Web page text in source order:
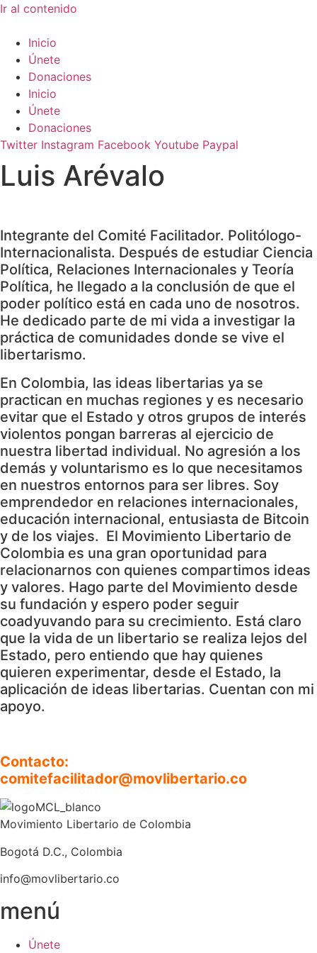
Ir al contenido
Inicio
Únete
Donaciones
Inicio
Únete
Donaciones
Twitter Instagram Facebook Youtube Paypal
Luis Arévalo
Integrante del Comité Facilitador. Politólogo-
Internacionalista. Después de estudiar Ciencia
Política, Relaciones Internacionales y Teoría
Política, he llegado a la conclusión de que el
poder político está en cada uno de nosotros.
He dedicado parte de mi vida a investigar la
práctica de comunidades donde se vive el
libertarismo.
En Colombia, las ideas libertarias ya se
practican en muchas regiones y es necesario
evitar que el Estado y otros grupos de interés
violentos pongan barreras al ejercicio de
nuestra libertad individual. No agresión a los
demás y voluntarismo es lo que necesitamos
en nuestros entornos para ser libres. Soy
emprendedor en relaciones internacionales,
educación internacional, entusiasta de Bitcoin
y de los viajes. El Movimiento Libertario de
Colombia es una gran oportunidad para
relacionarnos con quienes compartimos ideas
y valores. Hago parte del Movimiento desde
su fundación y espero poder seguir
coadyuvando para su crecimiento. Está claro
que la vida de un libertario se realiza lejos del
Estado, pero entiendo que hay quienes
quieren experimentar, desde el Estado, la
aplicación de ideas libertarias. Cuentan con mi
apoyo.
Contacto:
comitefacilitador@movlibertario.co
Movimiento Libertario de Colombia
Bogotá D.C., Colombia
info@movlibertario.co
menú
Únete